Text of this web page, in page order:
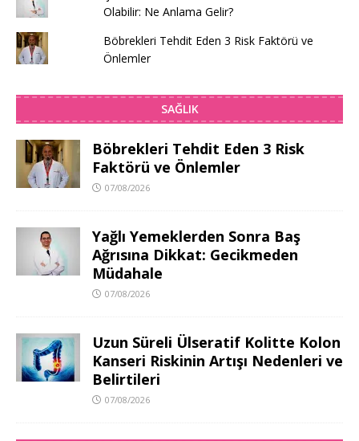
Olabilir: Ne Anlama Gelir?
Böbrekleri Tehdit Eden 3 Risk Faktörü ve
Önlemler
SAĞLIK
Böbrekleri Tehdit Eden 3 Risk
Faktörü ve Önlemler
07/08/2026
Yağlı Yemeklerden Sonra Baş
Ağrısına Dikkat: Gecikmeden
Müdahale
07/08/2026
Uzun Süreli Ülseratif Kolitte Kolon
Kanseri Riskinin Artışı Nedenleri ve
Belirtileri
07/08/2026